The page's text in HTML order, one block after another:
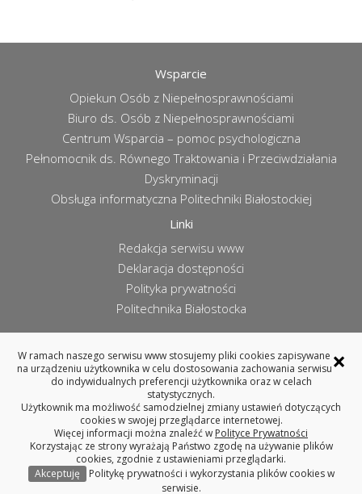
Wsparcie
Opiekun Osób z Niepełnosprawnościami
Biuro ds. Osób z Niepełnosprawnościami
Centrum Wsparcia – pomoc psychologiczna
Pełnomocnik ds. Równego Traktowania i Przeciwdziałania
Dyskryminacji
Obsługa informatyczna Politechniki Białostockiej
Linki
Redakcja serwisu www
Deklaracja dostępności
Polityka prywatności
Politechnika Białostocka
WYDZIAŁ ARCHITEKTURY
POLITECHNIKA BIAŁOSTOCKA
ul. Oskara Sosnowskiego 11, 15-893 Białystok
tel. 85 746 99 14 (centrala), fax 85 746 99 13
REGON: 000001672, NIP: 542-020-87-21
Copyright © 2025 Politechnika Białostocka
×
W ramach naszego serwisu www stosujemy pliki cookies zapisywane
na urządzeniu użytkownika w celu dostosowania zachowania serwisu
do indywidualnych preferencji użytkownika oraz w celach
statystycznych.
Użytkownik ma możliwość samodzielnej zmiany ustawień dotyczących
cookies w swojej przeglądarce internetowej.
Więcej informacji można znaleźć w Polityce Prywatności
Korzystając ze strony wyrażają Państwo zgodę na używanie plików
cookies, zgodnie z ustawieniami przeglądarki.
Akceptuję
Politykę prywatności i wykorzystania plików cookies w
serwisie.